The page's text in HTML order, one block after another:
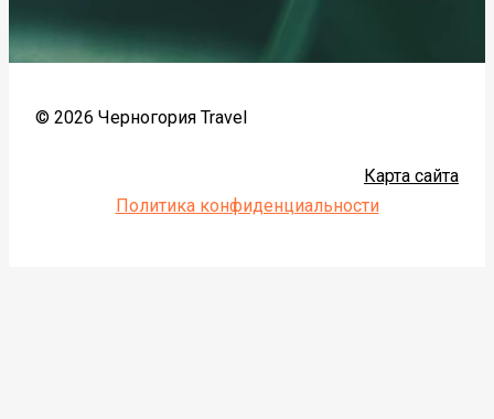
© 2026 Черногория Travel
Карта сайта
Политика конфиденциальности